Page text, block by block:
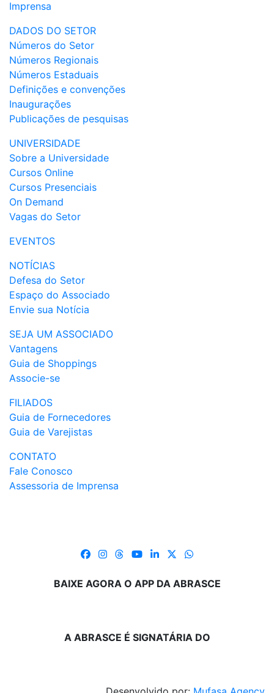
Imprensa
DADOS DO SETOR
Números do Setor
Números Regionais
Números Estaduais
Definições e convenções
Inaugurações
Publicações de pesquisas
UNIVERSIDADE
Sobre a Universidade
Cursos Online
Cursos Presenciais
On Demand
Vagas do Setor
EVENTOS
NOTÍCIAS
Defesa do Setor
Espaço do Associado
Envie sua Notícia
SEJA UM ASSOCIADO
Vantagens
Guia de Shoppings
Associe-se
FILIADOS
Guia de Fornecedores
Guia de Varejistas
CONTATO
Fale Conosco
Assessoria de Imprensa
BAIXE AGORA O APP DA ABRASCE
A ABRASCE É SIGNATÁRIA DO